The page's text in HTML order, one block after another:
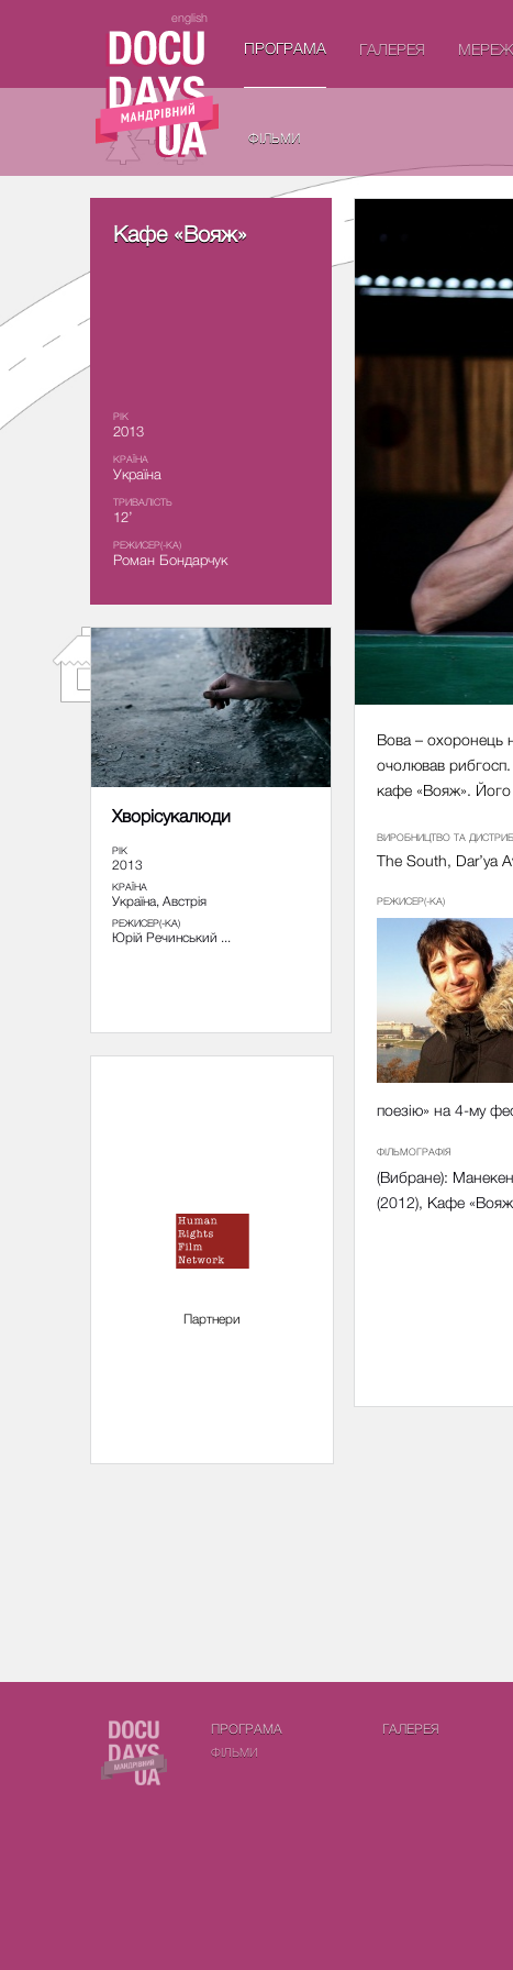
english
ПРОГРАМА ГАЛЕРЕЯ
ФIЛЬМИ
Кафе «Вояж»
РІК
2013
КРАЇНА
Україна
ТРИВАЛІСТЬ
12’
РЕЖИСЕР(-КА)
Роман Бондарчук
Вова – охоронець
очолював рибгосп.
кафе «Вояж». Його
ВИРОБНИЦТВО ТА
The South, Dar’ya
РЕЖИСЕР(-КА)
поезію» на 4-му
ФІЛЬМОГРАФІЯ
(Вибране):
(2012), Кафе
Хворісукалюди
РІК
2013
КРАЇНА
Україна, Австрія
РЕЖИСЕР(-КА)
Юрій Речинський ...
Партнери
ПРОГРАМА
ФIЛЬМИ
ГАЛЕРЕЯ